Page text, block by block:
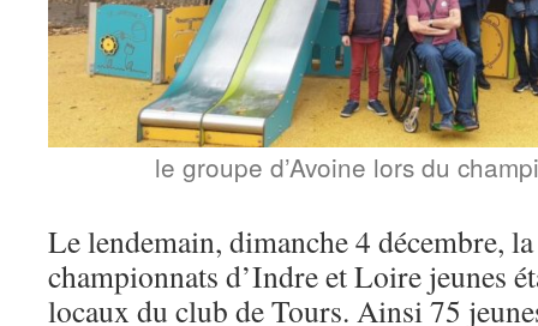
le groupe d’Avoine lors du
Le lendemain, dimanche 4 décembre,
championnats d’Indre et Loire jeunes
locaux du club de Tours. Ainsi 75